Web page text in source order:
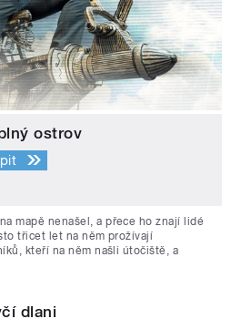
ostrov
mapě nenašel, a přece ho znají lidé
třicet let na něm prožívají
kteří na něm našli útočiště, a
dlani